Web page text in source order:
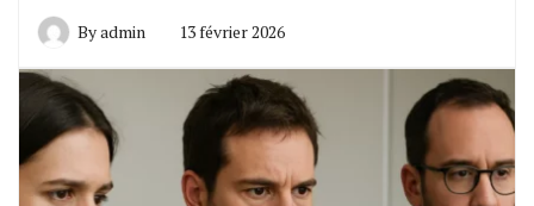
Byadmin 13 février 2026